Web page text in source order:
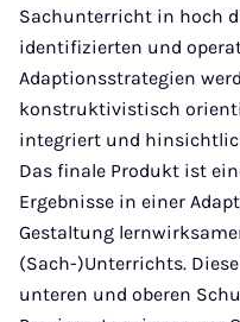
Sachunterricht in hoch
identifizierten und
Adaptionsstrategien
konstruktivistisch
integriert und
Das finale Produkt ist
Ergebnisse in einer
Gestaltung
(Sach-)Unterrichts.
unteren und oberen